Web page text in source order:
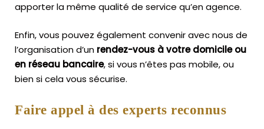
apporter la même qualité de service qu’en agence.
Enfin, vous pouvez également convenir avec nous de
l’organisation d’un rendez-vous à votre domicile ou
en réseau bancaire, si vous n’êtes pas mobile, ou
bien si cela vous sécurise.
Faire appel à des experts reconnus